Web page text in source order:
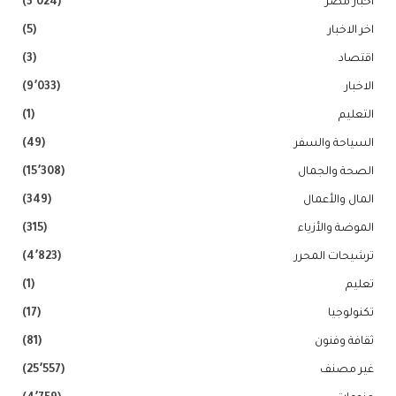
اخبار مصر (3٬024)
اخر الاخبار (5)
اقتصاد (3)
الاخبار (9٬033)
التعليم (1)
السياحة والسفر (49)
الصحة والجمال (15٬308)
المال والأعمال (349)
الموضة والأزياء (315)
ترشيحات المحرر (4٬823)
تعليم (1)
تكنولوجيا (17)
ثقافة وفنون (81)
غير مصنف (25٬557)